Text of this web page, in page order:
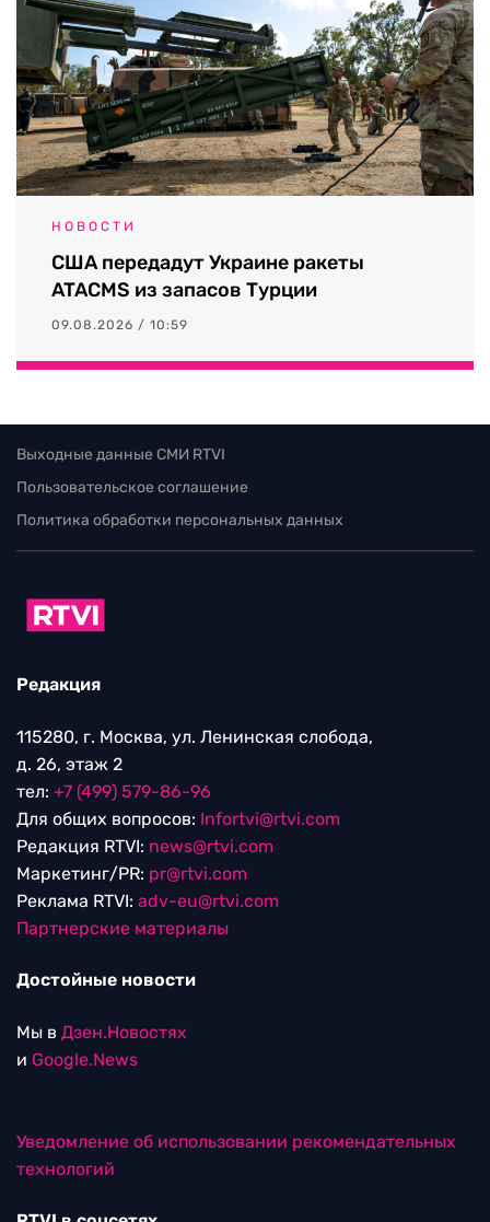
НОВОСТИ
США передадут Украине ракеты
ATACMS из запасов Турции
09.08.2026 / 10:59
Выходные данные СМИ RTVI
Пользовательское соглашение
Политика обработки персональных данных
Редакция
115280, г. Москва, ул. Ленинская слобода,
д. 26, этаж 2
тел: +7 (499) 579-86-96
Для общих вопросов: Infortvi@rtvi.com
Редакция RTVI: news@rtvi.com
Маркетинг/PR: pr@rtvi.com
Реклама RTVI: adv-eu@rtvi.com
Партнерские материалы
Достойные новости
Мы в Дзен.Новостях
и Google.News
Уведомление об использовании рекомендательных
технологий